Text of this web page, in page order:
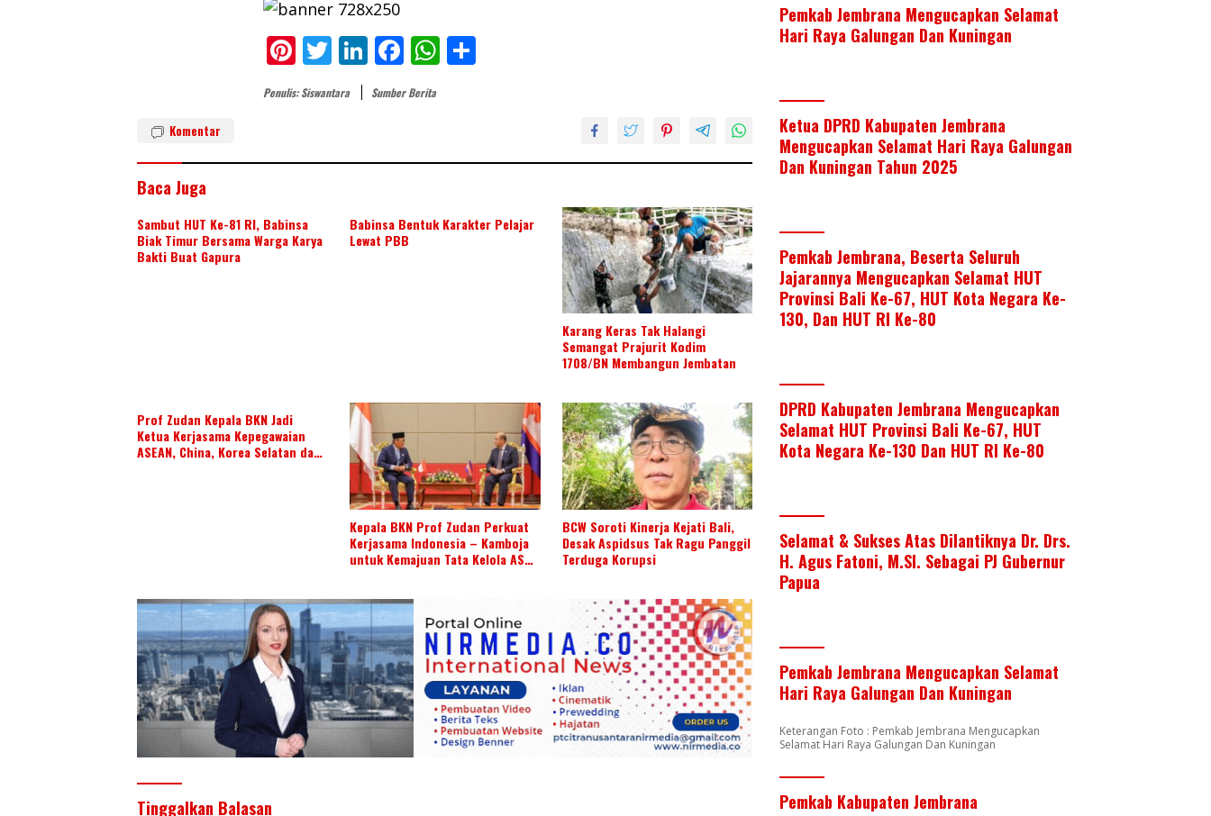
Pi
nt
er
st
T
w
itt
Li
n
k
dI
F
ac
e
o
k
W
A
p
Penulis: Siswantara Sumber Berita
Komentar
Baca Juga
Sambut HUT Ke-81 RI, Babinsa
Biak Timur Bersama Warga Karya
Bakti Buat Gapura
Babinsa Bentuk Karakter Pelajar
Lewat PBB
Karang Keras Tak Halangi
Semangat Prajurit Kodim
1708/BN Membangun Jembatan
Prof Zudan Kepala BKN Jadi
Ketua Kerjasama Kepegawaian
ASEAN, China, Korea Selatan dan
Kepala BKN Prof Zudan Perkuat
Kerjasama Indonesia – Kamboja
untuk Kemajuan Tata Kelola ASN
BCW Soroti Kinerja Kejati Bali,
Desak Aspidsus Tak Ragu Panggil
Terduga Korupsi
Tinggalkan Balasan
Pemkab Jembrana Mengucapkan Selamat
Hari Raya Galungan Dan Kuningan
Ketua DPRD Kabupaten Jembrana
Mengucapkan Selamat Hari Raya Galungan
Dan Kuningan Tahun 2025
Pemkab Jembrana, Beserta Seluruh
Jajarannya Mengucapkan Selamat HUT
Provinsi Bali Ke-67, HUT Kota Negara Ke-
130, Dan HUT RI Ke-80
DPRD Kabupaten Jembrana Mengucapkan
Selamat HUT Provinsi Bali Ke-67, HUT
Kota Negara Ke-130 Dan HUT RI Ke-80
Selamat & Sukses Atas Dilantiknya Dr. Drs.
H. Agus Fatoni, M.SI. Sebagai PJ Gubernur
Papua
Pemkab Jembrana Mengucapkan Selamat
Hari Raya Galungan Dan Kuningan
Keterangan Foto : Pemkab Jembrana Mengucapkan
Selamat Hari Raya Galungan Dan Kuningan
Pemkab Kabupaten Jembrana